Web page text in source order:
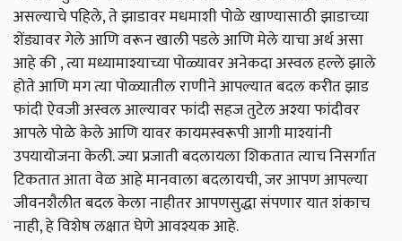
असल्याचे पहिले, ते झाडावर मधमाशी पोळे खाण्यासाठी झाडाच्या
शेंड्यावर गेले आणि वरून खाली पडले आणि मेले याचा अर्थ असा
आहे की , त्या मध्यामाश्याच्या पोळ्यावर अनेकदा अस्वल हल्ले झाले
होते आणि मग त्या पोळ्यातील राणीने आपल्यात बदल करीत झाड
फांदी ऐवजी अस्वल आल्यावर फांदी सहज तुटेल अश्या फांदीवर
आपले पोळे केले आणि यावर कायमस्वरूपी आगी माश्यांनी
उपयायोजना केली. ज्या प्रजाती बदलायला शिकतात त्याच निसर्गात
टिकतात आता वेळ आहे मानवाला बदलायची, जर आपण आपल्या
जीवनशैलीत बदल केला नाहीतर आपणसुद्धा संपणार यात शंकाच
नाही, हे विशेष लक्षात घेणे आवश्यक आहे.